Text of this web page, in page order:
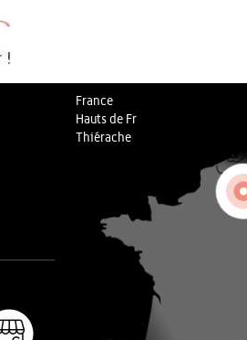
France
Hauts de Fr
Thiérache